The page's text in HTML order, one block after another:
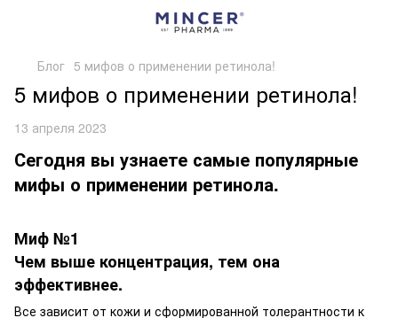
Блог 5 мифов о применении ретинола!
5 мифов о применении ретинола!
13 апреля 2023
Сегодня вы узнаете самые популярные
мифы о применении ретинола.
Миф №1
Чем выше концентрация, тем она
эффективнее.
Все зависит от кожи и сформированной толерантности к